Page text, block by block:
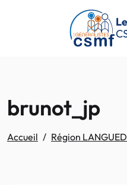
Passer au contenu principal
brunot_jp
Accueil Région